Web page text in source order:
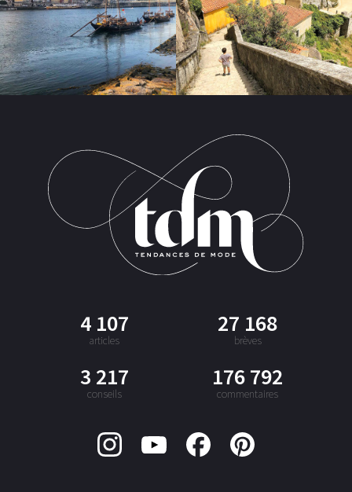
4 107
articles
27 168
brèves
3 217
conseils
176 792
commentaires